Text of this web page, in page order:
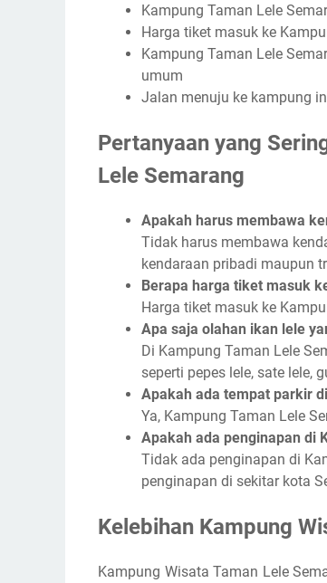
Kampung Taman Lele
Harga tiket masuk ke
Kampung Taman Lele
umum
Jalan menuju ke kampung
Pertanyaan yang
Lele Semarang
Apakah harus membawa
Tidak harus membawa
kendaraan pribadi maupun
Berapa harga tiket masuk
Harga tiket masuk ke
Apa saja olahan ikan lele
Di Kampung Taman Lele
seperti pepes lele, sate lele,
Apakah ada tempat parkir
Ya, Kampung Taman Lele
Apakah ada penginapan di
Tidak ada penginapan di
penginapan di sekitar kota
Kelebihan Kampung
Kampung Wisata Taman Lele